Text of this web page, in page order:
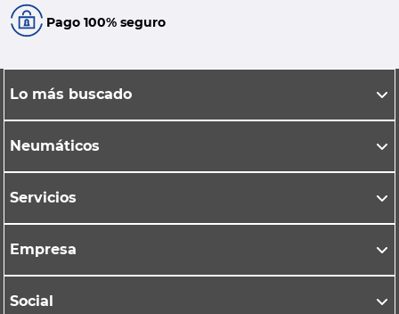
Pago 100% seguro
Lo más buscado
Neumáticos
Servicios
Empresa
Social